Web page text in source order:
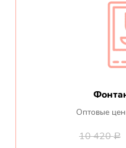
Оптовые
10 420Р